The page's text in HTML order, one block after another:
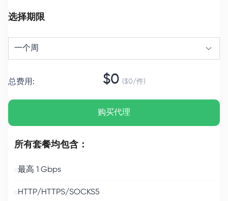
选择期限
一个周
总费用 : $0 ($0/件)
购买代理
所有套餐均包含：
最高 1 Gbps
HTTP/HTTPS/SOCKS5